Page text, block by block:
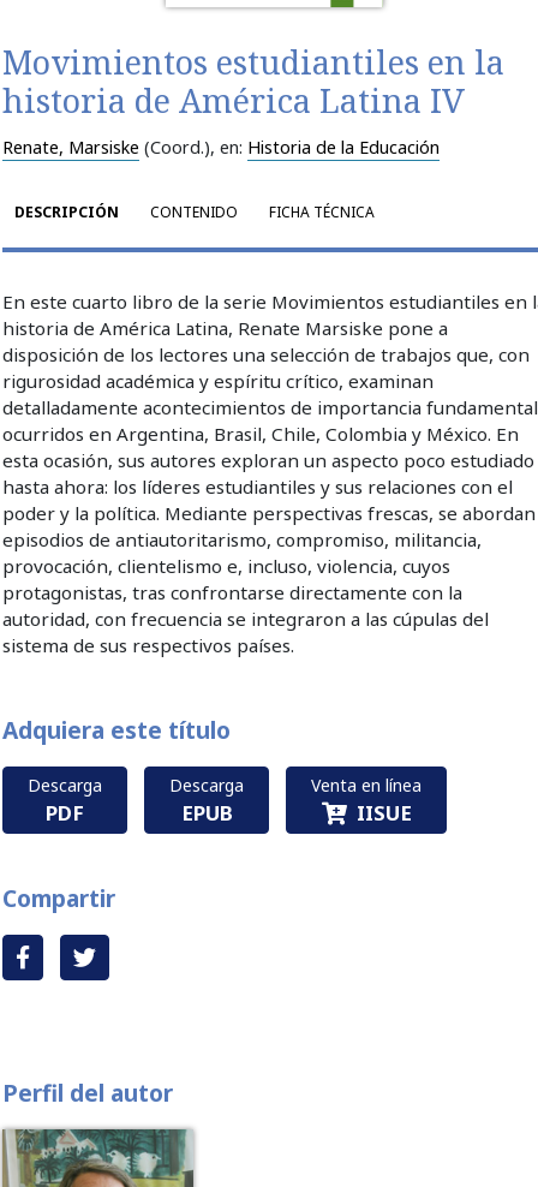
Movimientos estudiantiles en la
historia de América Latina IV
Renate, Marsiske (Coord.), en: Historia de la Educación
DESCRIPCIÓN CONTENIDO FICHA TÉCNICA
En este cuarto libro de la serie Movimientos estudiantiles en
historia de América Latina, Renate Marsiske pone a
disposición de los lectores una selección de trabajos que, con
rigurosidad académica y espíritu crítico, examinan
detalladamente acontecimientos de importancia fundamental
ocurridos en Argentina, Brasil, Chile, Colombia y México. En
esta ocasión, sus autores exploran un aspecto poco estudiado
hasta ahora: los líderes estudiantiles y sus relaciones con el
poder y la política. Mediante perspectivas frescas, se abordan
episodios de antiautoritarismo, compromiso, militancia,
provocación, clientelismo e, incluso, violencia, cuyos
protagonistas, tras confrontarse directamente con la
autoridad, con frecuencia se integraron a las cúpulas del
sistema de sus respectivos países.
Adquiera este título
Descarga
PDF
Descarga
EPUB
Venta en línea
IISUE
Compartir
Perfil del autor